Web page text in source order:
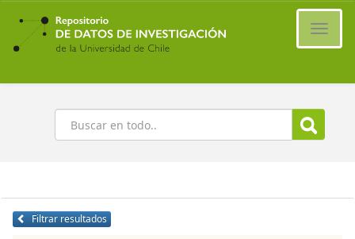
Ir
contenido
principal
Buscar
Filtrar resultados